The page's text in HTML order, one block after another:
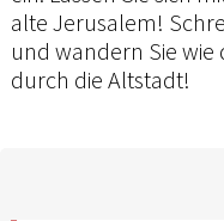
alte Jerusalem!
und wandern Sie wie
durch die Altstadt!